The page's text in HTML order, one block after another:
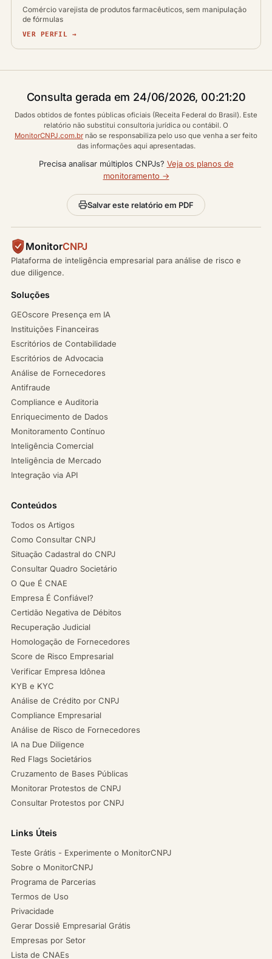
Comércio varejista de produtos farmacêuticos, sem manipulação
de fórmulas
VER PERFIL →
Consulta gerada em 24/06/2026, 00:21:20
Dados obtidos de fontes públicas oficiais (Receita Federal do Brasil). Este
relatório não substitui consultoria jurídica ou contábil. O
MonitorCNPJ.com.br não se responsabiliza pelo uso que venha a ser feito
das informações aqui apresentadas.
Precisa analisar múltiplos CNPJs? Veja os planos de
monitoramento →
Salvar este relatório em PDF
MonitorCNPJ
Plataforma de inteligência empresarial para análise de risco e
due diligence.
Soluções
GEOscore Presença em IA
Instituições Financeiras
Escritórios de Contabilidade
Escritórios de Advocacia
Análise de Fornecedores
Antifraude
Compliance e Auditoria
Enriquecimento de Dados
Monitoramento Contínuo
Inteligência Comercial
Inteligência de Mercado
Integração via API
Conteúdos
Todos os Artigos
Como Consultar CNPJ
Situação Cadastral do CNPJ
Consultar Quadro Societário
O Que É CNAE
Empresa É Confiável?
Certidão Negativa de Débitos
Recuperação Judicial
Homologação de Fornecedores
Score de Risco Empresarial
Verificar Empresa Idônea
KYB e KYC
Análise de Crédito por CNPJ
Compliance Empresarial
Análise de Risco de Fornecedores
IA na Due Diligence
Red Flags Societários
Cruzamento de Bases Públicas
Monitorar Protestos de CNPJ
Consultar Protestos por CNPJ
Links Úteis
Teste Grátis - Experimente o MonitorCNPJ
Sobre o MonitorCNPJ
Programa de Parcerias
Termos de Uso
Privacidade
Gerar Dossiê Empresarial Grátis
Empresas por Setor
Lista de CNAEs